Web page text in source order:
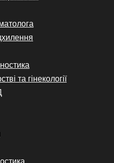
та гінекології